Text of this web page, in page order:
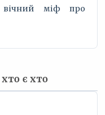
вічний міф про
є хто